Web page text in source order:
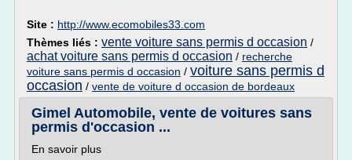
Site : http://www.ecomobiles33.com
Thèmes liés : vente voiture sans permis d occasion /
achat voiture sans permis d occasion / recherche
voiture sans permis d occasion / voiture sans permis d
occasion / vente de voiture d occasion de bordeaux
Gimel Automobile, vente de voitures sans
permis d'occasion ...
En savoir plus